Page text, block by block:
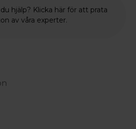
hjälp? Klicka här för att prata
av våra experter.